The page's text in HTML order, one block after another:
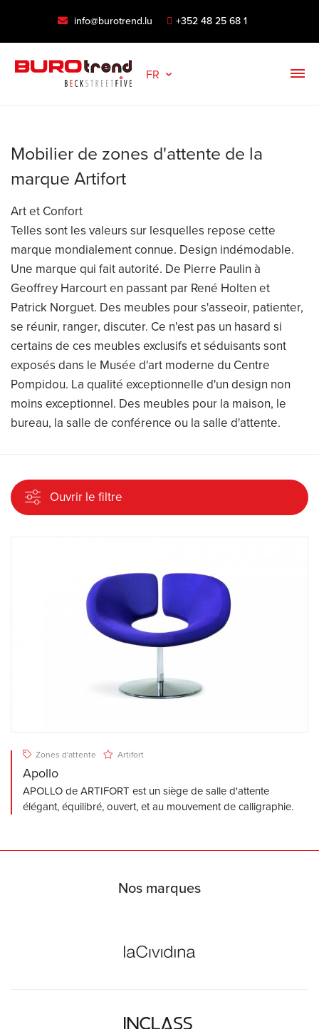
info@burotrend.lu +352 48 25 68 1
FR
Mobilier de zones d'attente de la
marque Artifort
Art et Confort
Telles sont les valeurs sur lesquelles repose cette
marque mondialement connue. Design indémodable.
Une marque qui fait autorité. De Pierre Paulin à
Geoffrey Harcourt en passant par René Holten et
Patrick Norguet. Des meubles pour s'asseoir, patienter,
se réunir, ranger, discuter. Ce n'est pas un hasard si
certains de ces meubles exclusifs et séduisants sont
exposés dans le Musée d'art moderne du Centre
Pompidou. La qualité exceptionnelle d'un design non
moins exceptionnel. Des meubles pour la maison, le
bureau, la salle de conférence ou la salle d'attente.
Ouvrir le filtre
Zones d'attente Artifort
Apollo
APOLLO de ARTIFORT est un siège de salle d'attente
élégant, équilibré, ouvert, et au mouvement de calligraphie.
Nos marques